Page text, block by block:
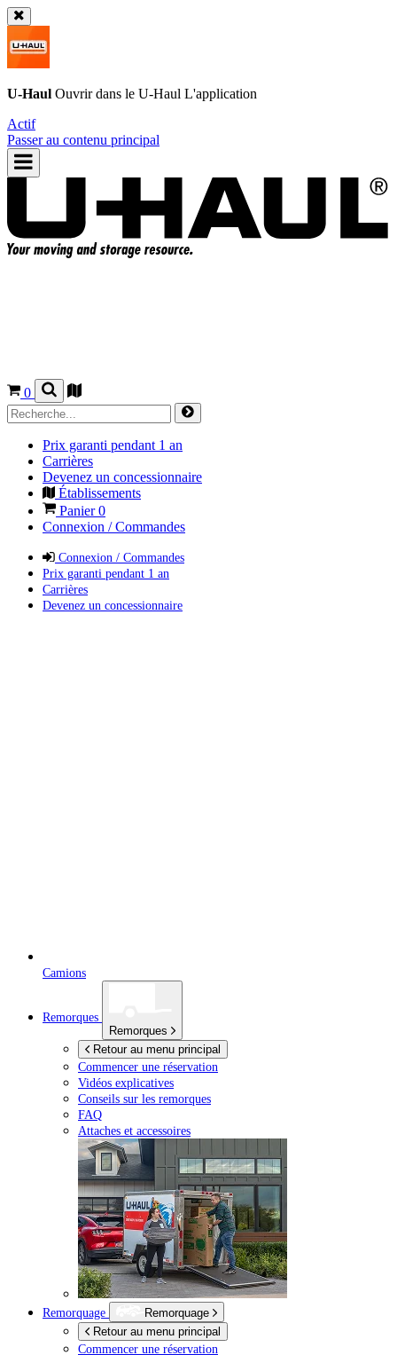
U-Haul Ouvrir dans le U-Haul L'application
Actif
Passer au contenu principal
0
Prix garanti pendant 1 an
Carrières
Devenez un concessionnaire
Établissements
Panier0
Connexion / Commandes
Connexion / Commandes
Prix garanti pendant 1 an
Carrières
Devenez un concessionnaire
Camions
Remorques
Remorques
Retour au menu principal
Commencer une réservation
Vidéos explicatives
Conseils sur les remorques
FAQ
Attaches et accessoires
Remorquage
Remorquage
Retour au menu principal
Commencer une réservation